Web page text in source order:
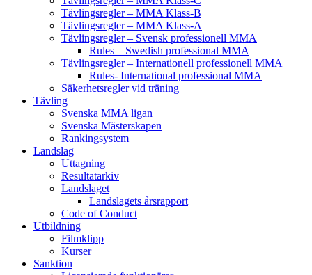
Tävlingsregler – MMA Klass-B
Tävlingsregler – MMA Klass-A
Tävlingsregler – Svensk professionell MMA
Rules – Swedish professional MMA
Tävlingsregler – Internationell professionell MMA
Rules- International professional MMA
Säkerhetsregler vid träning
Tävling
Svenska MMA ligan
Svenska Mästerskapen
Rankingsystem
Landslag
Uttagning
Resultatarkiv
Landslaget
Landslagets årsrapport
Code of Conduct
Utbildning
Filmklipp
Kurser
Sanktion